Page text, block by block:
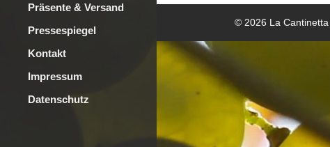
Präsente & Versand
Pressespiegel
Kontakt
Impressum
Datenschutz
© 2026 La